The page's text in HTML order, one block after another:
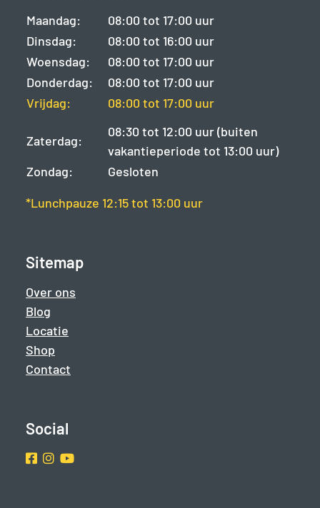
Maandag:
08:00 tot 17:00 uur
Dinsdag:
08:00 tot 16:00 uur
Woensdag:
08:00 tot 17:00 uur
Donderdag:
08:00 tot 17:00 uur
Vrijdag:
08:00 tot 17:00 uur
Zaterdag:
08:30 tot 12:00 uur (buiten
vakantieperiode tot 13:00 uur)
Zondag:
Gesloten
*Lunchpauze 12:15 tot 13:00 uur
Sitemap
Over ons
Blog
Locatie
Shop
Contact
Social
Facebook
Instragram
Youtube